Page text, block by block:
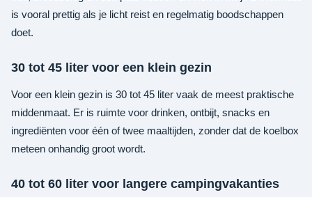
is vooral prettig als je licht reist en regelmatig boodschappen
doet.
30 tot 45 liter voor een klein gezin
Voor een klein gezin is 30 tot 45 liter vaak de meest praktische
middenmaat. Er is ruimte voor drinken, ontbijt, snacks en
ingrediënten voor één of twee maaltijden, zonder dat de koelbox
meteen onhandig groot wordt.
40 tot 60 liter voor langere campingvakanties